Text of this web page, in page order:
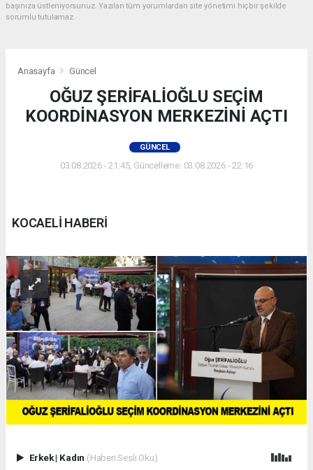
başınıza üstleniyorsunuz. Yazılan tüm yorumlardan site yönetimi hiçbir şekilde
sorumlu tutulamaz.
Anasayfa Güncel
OĞUZ ŞERİFALİOĞLU SEÇİM
KOORDİNASYON MERKEZİNİ AÇTI
GÜNCEL
03.08.2026 - 21:45, Güncelleme: 03.08.2026 - 22:16
KOCAELİ HABERİ
Erkek| Kadın (Haberi Sesli Oku)